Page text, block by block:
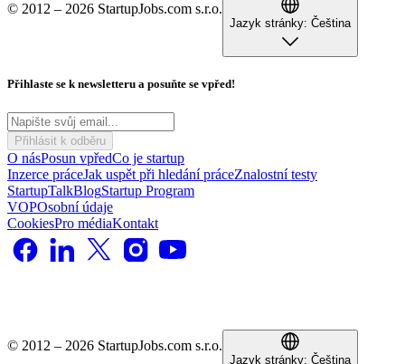
© 2012 – 2026 StartupJobs.com s.r.o.
Jazyk stránky: Čeština
Přihlaste se k newsletteru a posuňte se vpřed!
Přihlásit k odběru
O násPosun vpředCo je startup
Inzerce práceJak uspět při hledání práceZnalostní testy
StartupTalkBlogStartup Program
VOPOsobní údaje
CookiesPro médiaKontakt
© 2012 – 2026 StartupJobs.com s.r.o.
Jazyk stránky: Čeština